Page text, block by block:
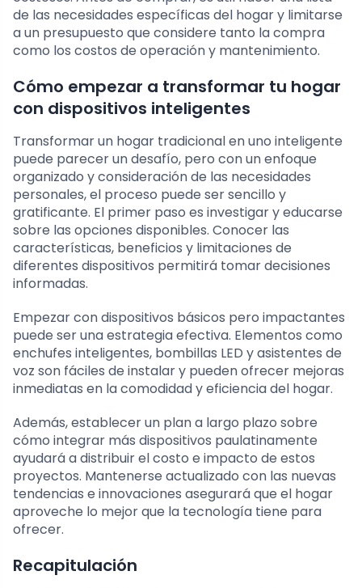
de las necesidades específicas del hogar y limitarse
a un presupuesto que considere tanto la compra
como los costos de operación y mantenimiento.
Cómo empezar a transformar tu hogar
con dispositivos inteligentes
Transformar un hogar tradicional en uno inteligente
puede parecer un desafío, pero con un enfoque
organizado y consideración de las necesidades
personales, el proceso puede ser sencillo y
gratificante. El primer paso es investigar y educarse
sobre las opciones disponibles. Conocer las
características, beneficios y limitaciones de
diferentes dispositivos permitirá tomar decisiones
informadas.
Empezar con dispositivos básicos pero impactantes
puede ser una estrategia efectiva. Elementos como
enchufes inteligentes, bombillas LED y asistentes de
voz son fáciles de instalar y pueden ofrecer mejoras
inmediatas en la comodidad y eficiencia del hogar.
Además, establecer un plan a largo plazo sobre
cómo integrar más dispositivos paulatinamente
ayudará a distribuir el costo e impacto de estos
proyectos. Mantenerse actualizado con las nuevas
tendencias e innovaciones asegurará que el hogar
aproveche lo mejor que la tecnología tiene para
ofrecer.
Recapitulación